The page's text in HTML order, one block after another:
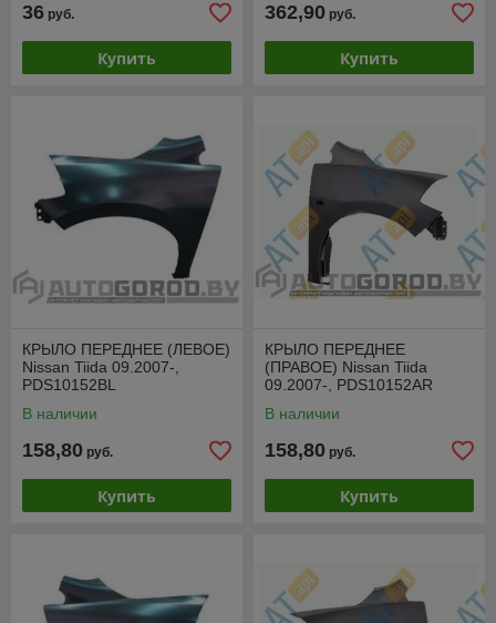
36 руб.
Купить
362,90 руб.
Купить
КРЫЛО ПЕРЕДНЕЕ (ЛЕВОЕ)
Nissan Tiida 09.2007-,
PDS10152BL
В наличии
158,80 руб.
Купить
КРЫЛО ПЕРЕДНЕЕ
(ПРАВОЕ) Nissan Tiida
09.2007-, PDS10152AR
В наличии
158,80 руб.
Купить